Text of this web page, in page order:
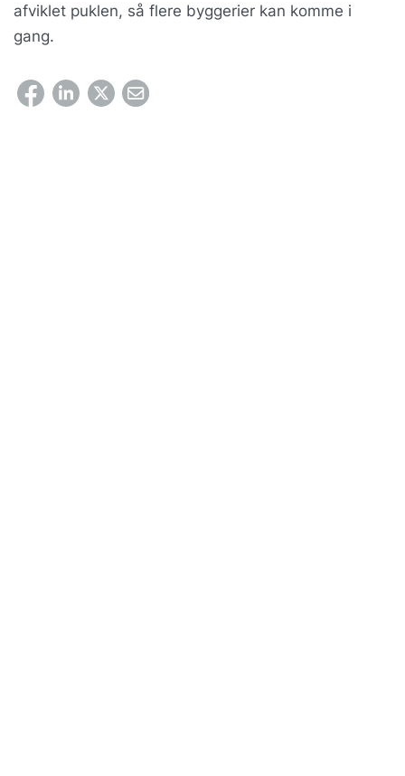
afviklet puklen, så flere byggerier kan komme i
gang.